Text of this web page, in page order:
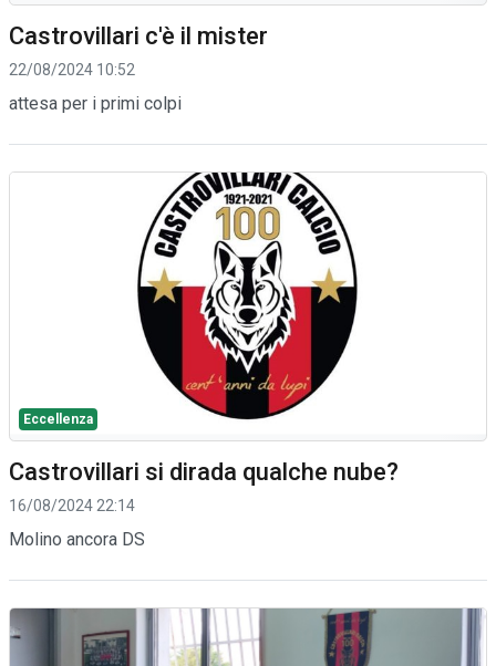
Castrovillari c'è il mister
22/08/2024 10:52
attesa per i primi colpi
Eccellenza
Castrovillari si dirada qualche nube?
16/08/2024 22:14
Molino ancora DS